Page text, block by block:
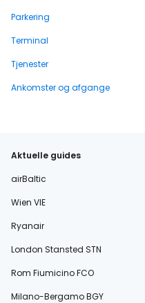
Parkering
Terminal
Tjenester
Ankomster og afgange
Aktuelle guides
airBaltic
Wien VIE
Ryanair
London Stansted STN
Rom Fiumicino FCO
Milano-Bergamo BGY